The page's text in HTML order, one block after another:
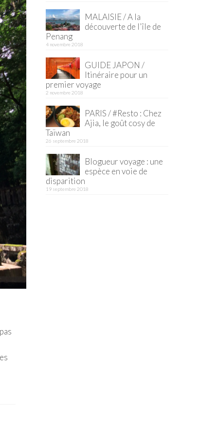
MALAISIE / A la
découverte de l’île de
Penang
4 novembre 2018
GUIDE JAPON /
Itinéraire pour un
premier voyage
2 novembre 2018
PARIS / #Resto : Chez
Ajia, le goût cosy de
Taïwan
26 septembre 2018
Blogueur voyage : une
espèce en voie de
disparition
19 septembre 2018